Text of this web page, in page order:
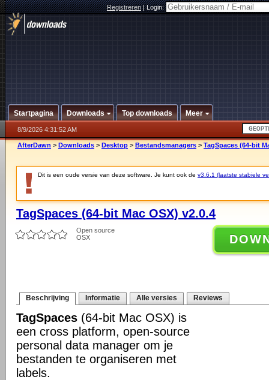
Registreren|Login:
Startpagina Downloads Top downloads Meer
8/9/2026 4:31:52 AM
AfterDawn > Downloads > Desktop > Bestandsmanagers > TagSpaces (64-bit
Dit is een oude versie van deze software. Je kunt ook de v3.6.1 (laatste stabiele
TagSpaces (64-bit Mac OSX) v2.0.4
Open source
OSX
Beschrijving Informatie Alle versies Reviews
TagSpaces (64-bit Mac OSX) is
een cross platform, open-source
personal data manager om je
bestanden te organiseren met
labels.